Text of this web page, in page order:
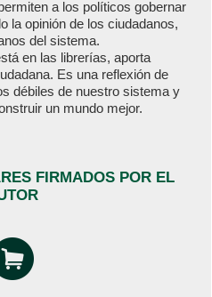
a los políticos gobernar
la opinión de los ciudadanos,
del sistema.
en las librerías, aporta
Es una reflexión de
débiles de nuestro sistema y
un mundo mejor.
FIRMADOS POR EL